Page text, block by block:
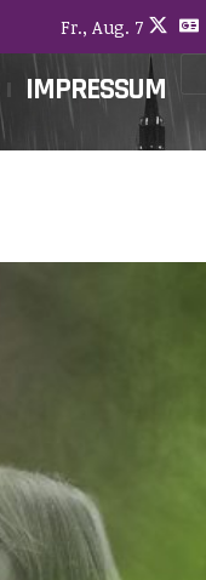
Fr., Aug. 7
IMPRESSUM